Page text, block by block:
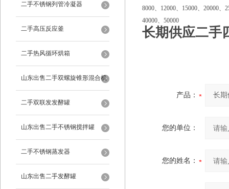
二手不锈钢列管冷凝器
二手高压反应釜
二手热风循环烘箱
山东出售二手双螺旋锥形混合机
二手双联发发酵罐
山东出售二手不锈钢搅拌罐
二手不锈钢蒸发器
山东出售二手发酵罐
8000、12000、15000、20000、
40000、50000
长期供应二手
产品：
您的单位：
您的姓名：